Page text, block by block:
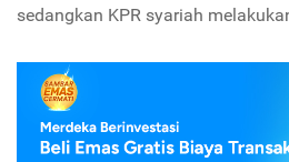
sedangkan KPR syariah